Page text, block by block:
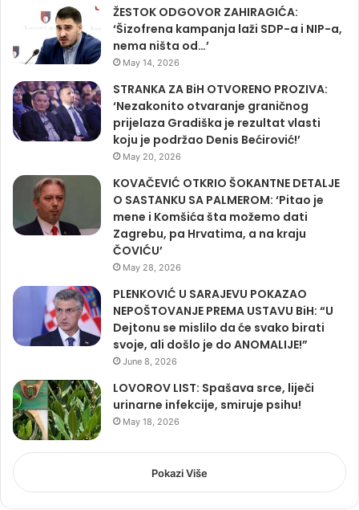
ŽESTOK ODGOVOR ZAHIRAGIĆA:
‘Šizofrena kampanja laži SDP-a i NIP-a,
nema ništa od…’
May 14, 2026
STRANKA ZA BiH OTVORENO PROZIVA:
‘Nezakonito otvaranje graničnog
prijelaza Gradiška je rezultat vlasti
koju je podržao Denis Bećirović!’
May 20, 2026
KOVAČEVIĆ OTKRIO ŠOKANTNE DETALJE
O SASTANKU SA PALMEROM: ‘Pitao je
mene i Komšića šta možemo dati
Zagrebu, pa Hrvatima, a na kraju
ČOVIĆU’
May 28, 2026
PLENKOVIĆ U SARAJEVU POKAZAO
NEPOŠTOVANJE PREMA USTAVU BiH: “U
Dejtonu se mislilo da će svako birati
svoje, ali došlo je do ANOMALIJE!”
June 8, 2026
LOVOROV LIST: Spašava srce, liječi
urinarne infekcije, smiruje psihu!
May 18, 2026
Pokazi Više